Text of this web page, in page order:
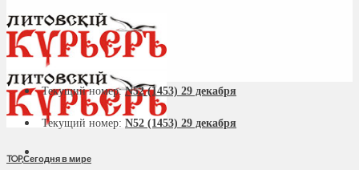
Текущий номер:N52 (1453) 29 декабря
Текущий номер: N52 (1453) 29 декабря
TOP,Сегодня в мире